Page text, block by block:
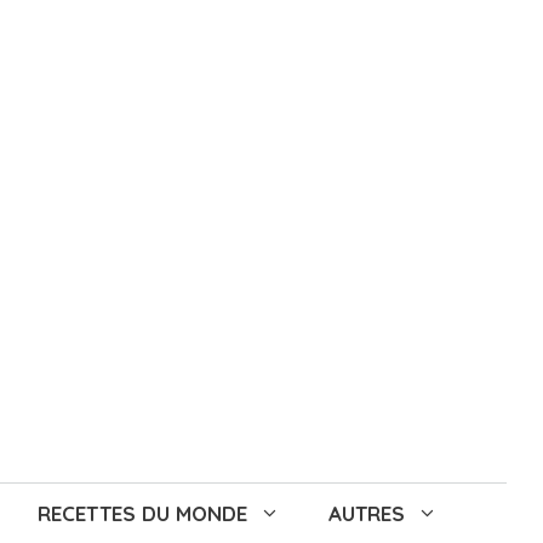
RECETTES DU MONDE AUTRES